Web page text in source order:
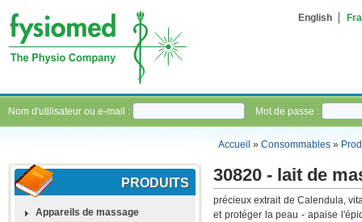
English
Nom d'utilisateur ou e-mail : Mot de passe :
Accueil » Consommables»
PRODUITS
Appareils de massage
30820 - lait de
précieux extrait de Calendula,
et protéger la peau - apaise